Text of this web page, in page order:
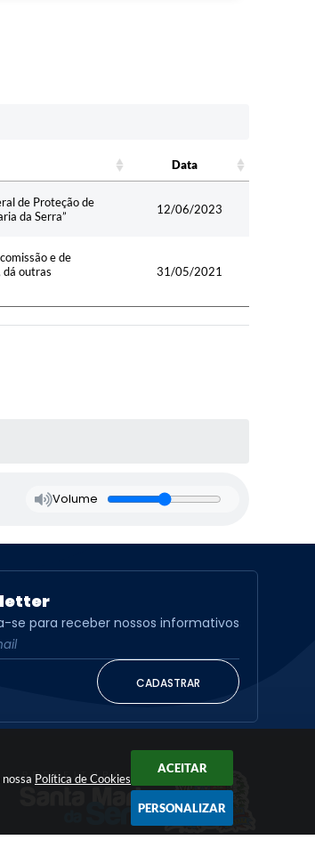
Política de Cookies
ACEITAR
PERSONALIZAR
Data
de Proteção de
da Serra”
12/06/2023
e de
dá outras
31/05/2021
Volume
se para receber nossos informativos
CADASTRAR